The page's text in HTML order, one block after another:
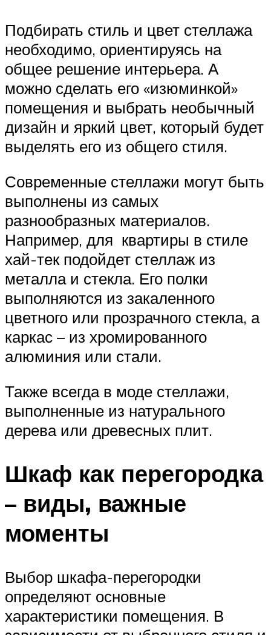
Подбирать стиль и цвет стеллажа
необходимо, ориентируясь на
общее решение интерьера. А
можно сделать его «изюминкой»
помещения и выбрать необычный
дизайн и яркий цвет, который будет
выделять его из общего стиля.
Современные стеллажи могут быть
выполнены из самых
разнообразных материалов.
Например, для квартиры в стиле
хай-тек подойдет стеллаж из
металла и стекла. Его полки
выполняются из закаленного
цветного или прозрачного стекла, а
каркас – из хромированного
алюминия или стали.
Также всегда в моде стеллажи,
выполненные из натурального
дерева или древесных плит.
Шкаф как перегородка
– виды, важные
моменты
Выбор шкафа-перегородки
определяют основные
характеристики помещения. В